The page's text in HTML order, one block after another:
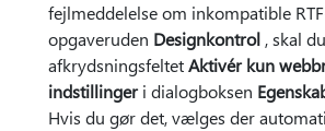
fejlmeddelelse om inkompatible
opgaveruden Designkontrol , skal
afkrydsningsfeltetAktivér kun
indstillingeri dialogboksen
Hvis du gør det, vælges der